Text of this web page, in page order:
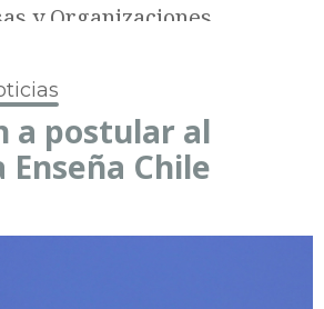
y Organizaciones
a postular al
Enseña Chile